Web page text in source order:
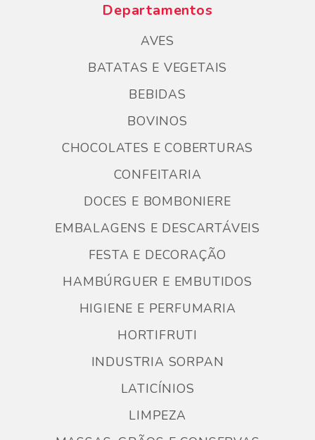
Departamentos
AVES
BATATAS E VEGETAIS
BEBIDAS
BOVINOS
CHOCOLATES E COBERTURAS
CONFEITARIA
DOCES E BOMBONIERE
EMBALAGENS E DESCARTÁVEIS
FESTA E DECORAÇÃO
HAMBÚRGUER E EMBUTIDOS
HIGIENE E PERFUMARIA
HORTIFRUTI
INDUSTRIA SORPAN
LATICÍNIOS
LIMPEZA